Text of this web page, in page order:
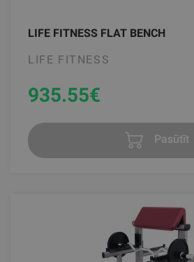
LIFE FITNESS FLAT BENCH
LIFE FITNESS
935.55€
Pasūtīt